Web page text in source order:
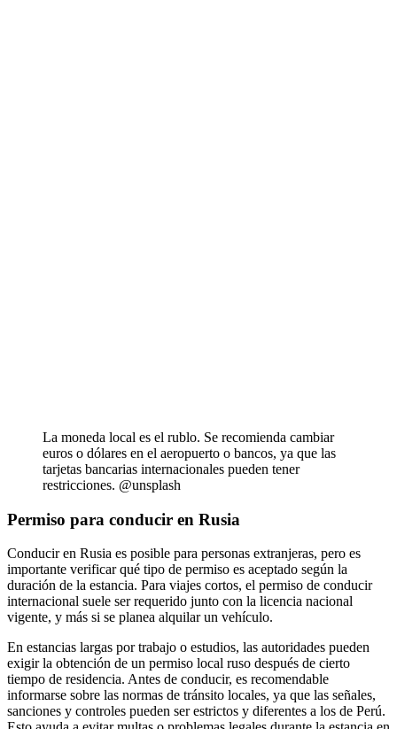
La moneda local es el rublo. Se recomienda cambiar
euros o dólares en el aeropuerto o bancos, ya que las
tarjetas bancarias internacionales pueden tener
restricciones. @unsplash
Permiso para conducir en Rusia
Conducir en Rusia es posible para personas extranjeras, pero es
importante verificar qué tipo de permiso es aceptado según la
duración de la estancia. Para viajes cortos, el permiso de conducir
internacional suele ser requerido junto con la licencia nacional
vigente, y más si se planea alquilar un vehículo.
En estancias largas por trabajo o estudios, las autoridades pueden
exigir la obtención de un permiso local ruso después de cierto
tiempo de residencia. Antes de conducir, es recomendable
informarse sobre las normas de tránsito locales, ya que las señales,
sanciones y controles pueden ser estrictos y diferentes a los de Perú.